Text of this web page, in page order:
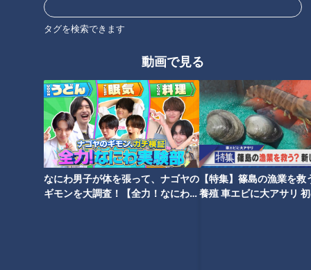
タグを検索できます
動画で見る
なにわ男子が体を張って、ナゴヤの
ギモンを大調査！【全力！なにわ実
【特集】篠島の漁業を救
養殖 車エビに大アサリ
中村彩賀の10000歩お宝さがし｜グルメ＆名所！
雨の三重・四日市市でお宝探し【チャント！特集】
もっと見る
CBCニュース
CBC NEWS
週末は広く晴れ 山間部を中心に急な雨も きょうは
天気不安定… 所々で雨予想 愛知･名古屋･岐阜･三重